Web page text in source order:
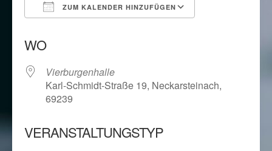
ZUM KALENDER HINZUFÜGEN
WO
Vierburgenhalle
Karl-Schmidt-Straße 19, Neckarsteinach,
69239
VERANSTALTUNGSTYP